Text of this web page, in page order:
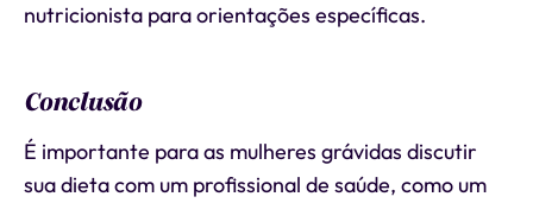
nutricionista para orientações específicas.
Conclusão
É importante para as mulheres grávidas discutir
sua dieta com um profissional de saúde, como um